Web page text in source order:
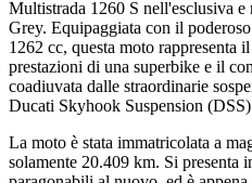
Multistrada 1260 S nell'esclusiva
Grey. Equipaggiata con il
1262 cc, questa moto rappresenta
prestazioni di una superbike e il
coadiuvata dalle straordinarie
Ducati Skyhook Suspension
La moto è stata immatricolata a
solamente 20.409 km. Si presenta